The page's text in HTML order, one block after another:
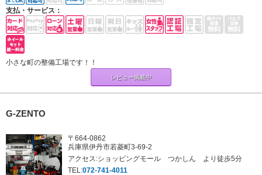
支払・サービス：
小さな町の整備工場です！！
レビュー掲載中
G-ZENTO
〒664-0862
兵庫県伊丹市若菱町3-69-2
アクセス:ショッピングモール つかしん より徒歩5分
TEL:072-741-4011